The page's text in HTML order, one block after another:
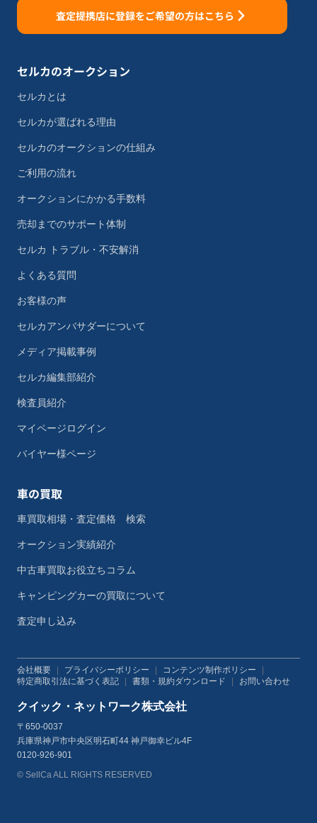
査定提携店に登録をご希望の方はこちら
セルカのオークション
セルカとは
セルカが選ばれる理由
セルカのオークションの仕組み
ご利用の流れ
オークションにかかる手数料
売却までのサポート体制
セルカ トラブル・不安解消
よくある質問
お客様の声
セルカアンバサダーについて
メディア掲載事例
セルカ編集部紹介
検査員紹介
マイページログイン
バイヤー様ページ
車の買取
車買取相場・査定価格 検索
オークション実績紹介
中古車買取お役立ちコラム
キャンピングカーの買取について
査定申し込み
会社概要 プライバシーポリシー コンテンツ制作ポリシー
特定商取引法に基づく表記
書類・規約ダウンロード お問い合わせ
クイック・ネットワーク株式会社
〒650-0037
兵庫県神戸市中央区明石町44 神戸御幸ビル4F
0120-926-901
© SellCa ALL RIGHTS RESERVED